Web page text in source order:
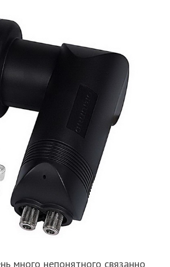
много непонятного связанно